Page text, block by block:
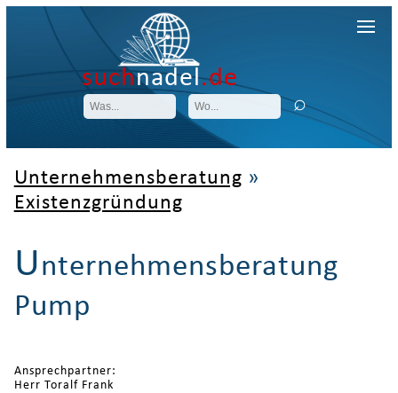
suchnadel.de
Unternehmensberatung »
Existenzgründung
Unternehmensberatung
Pump
Ansprechpartner:
Herr Toralf Frank